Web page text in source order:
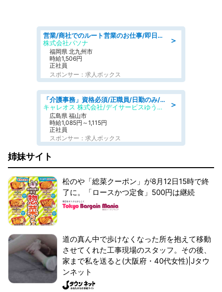
＞
営業/商社でのルート営業のお仕事/即日勤務可/車通勤可/営業
株式会社パソナ
福岡県 北九州市
時給1,506円
正社員
スポンサー：求人ボックス
＞
「介護事務」資格必須/正職員/日勤のみ/デイサービス
キャレオス 株式会社/デイサービスゆうゆう南本庄
広島県 福山市
時給1,085円～1,115円
正社員
スポンサー：求人ボックス
姉妹サイト
松のや「総菜クーポン」が8月12日15時で終
了に。「ロースかつ定食」500円は継続
道の真ん中で歩けなくなった所を抱えて移動
させてくれた工事現場のスタッフ。その後、
家まで私を送ると(大阪府・40代女性)|Jタウ
ンネット